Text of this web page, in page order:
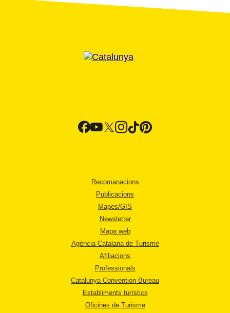
Recomanacions
Publicacions
Mapes/GIS
Newsletter
Mapa web
Agència Catalana de Turisme
Afiliacions
Professionals
Catalunya Convention Bureau
Establiments turístics
Oficines de Turisme